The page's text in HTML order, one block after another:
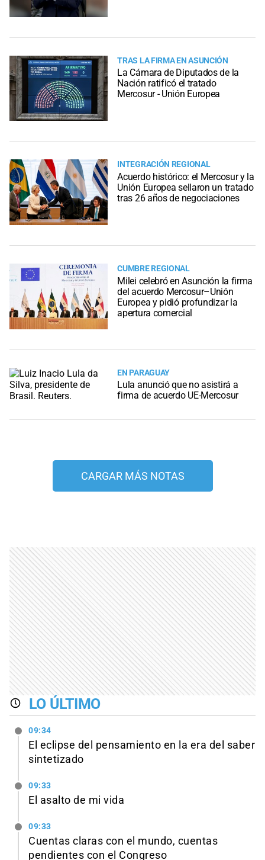
TRAS LA FIRMA EN ASUNCIÓN
La Cámara de Diputados de la
Nación ratificó el tratado
Mercosur - Unión Europea
INTEGRACIÓN REGIONAL
Acuerdo histórico: el Mercosur y la
Unión Europea sellaron un tratado
tras 26 años de negociaciones
CUMBRE REGIONAL
Milei celebró en Asunción la firma
del acuerdo Mercosur–Unión
Europea y pidió profundizar la
apertura comercial
EN PARAGUAY
Lula anunció que no asistirá a
firma de acuerdo UE-Mercosur
CARGAR MÁS NOTAS
LO ÚLTIMO
09:34
El eclipse del pensamiento en la era del saber
sintetizado
09:33
El asalto de mi vida
09:33
Cuentas claras con el mundo, cuentas
pendientes con el Congreso